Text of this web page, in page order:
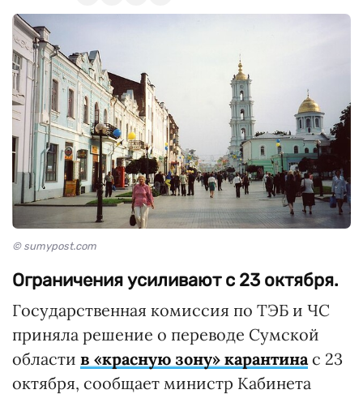
© sumypost.com
Ограничения усиливают с 23 октября.
Государственная комиссия по ТЭБ и ЧС
приняла решение о переводе Сумской
области в «красную зону» карантина с 23
октября, cообщает министр Кабинета